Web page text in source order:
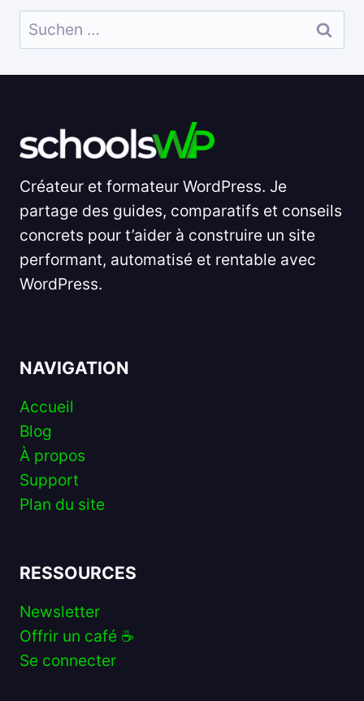
Suchen
nach:
Créateur et formateur WordPress. Je
partage des guides, comparatifs et conseils
concrets pour t’aider à construire un site
performant, automatisé et rentable avec
WordPress.
NAVIGATION
Accueil
Blog
À propos
Support
Plan du site
RESSOURCES
Newsletter
Offrir un café ☕️
Se connecter